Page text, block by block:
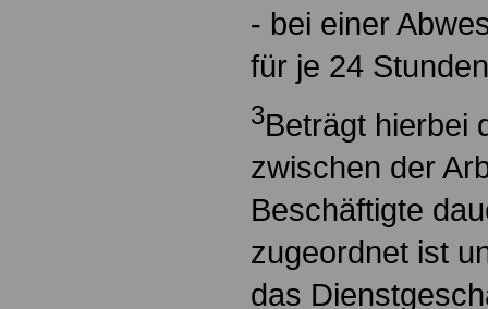
- bei einer
für je 24
3Beträgt hierbei
zwischen der
Beschäftigte
zugeordnet ist
das